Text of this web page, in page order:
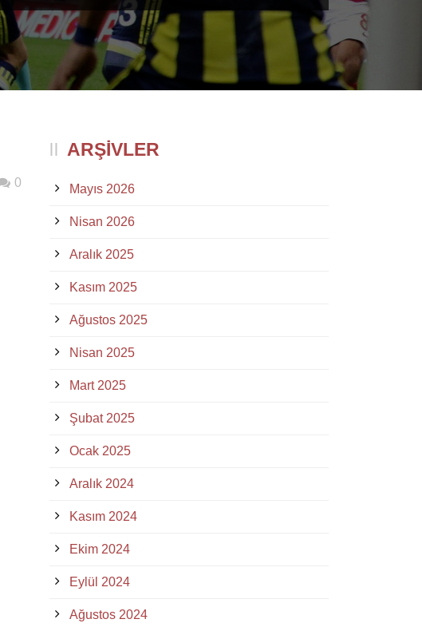
0
ARŞIVLER
Mayıs 2026
Nisan 2026
Aralık 2025
Kasım 2025
Ağustos 2025
Nisan 2025
Mart 2025
Şubat 2025
Ocak 2025
Aralık 2024
Kasım 2024
Ekim 2024
Eylül 2024
Ağustos 2024